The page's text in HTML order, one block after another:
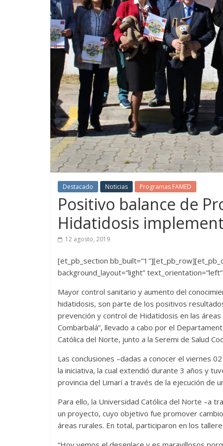
Destacado Noticias Programas FAMED
Positivo balance de
Hidatidosis
12 agosto, 2019
[et_pb_section
background_layout=”light”
Mayor control sanitario y aumento del
hidatidosis, son parte de los positivos
prevención y control de Hidatidosis en las
Combarbalá”, llevado a cabo por el
Católica del Norte, junto a la Seremi de Salud
Las conclusiones –dadas a conocer el viernes
la iniciativa, la cual extendió durante 3 años y
provincia del Limarí a través de la ejecución de
Para ello, la Universidad Católica del Norte –a
un proyecto, cuyo objetivo fue promover
áreas rurales. En total, participaron en los